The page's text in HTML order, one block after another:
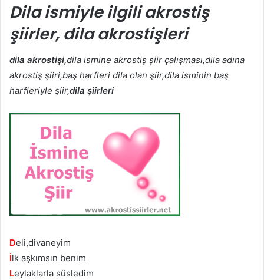
Dila ismiyle ilgili akrostiş
şiirler, dila akrostişleri
dila akrostişi,dila ismine akrostiş şiir çalışması,dila adına
akrostiş şiiri,baş harfleri dila olan şiir,dila isminin baş
harfleriyle şiir,dila şiirleri
Deli,divaneyim
İlk aşkımsın benim
Leylaklarla süsledim